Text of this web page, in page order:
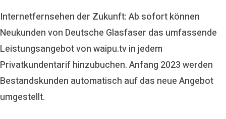
Internetfernsehen der Zukunft: Ab sofort können
Neukunden von Deutsche Glasfaser das umfassende
Leistungsangebot von waipu.tv in jedem
Privatkundentarif hinzubuchen. Anfang 2023 werden
Bestandskunden automatisch auf das neue Angebot
umgestellt.